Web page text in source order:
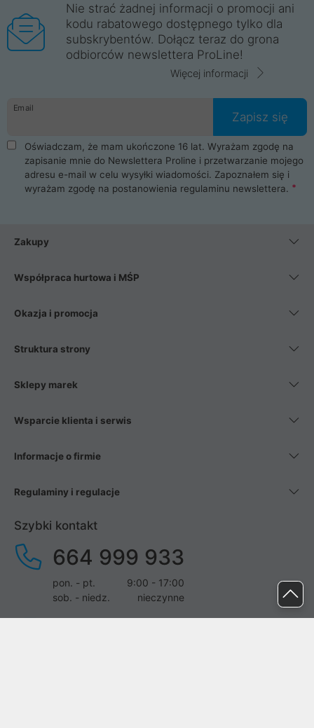
Nie strać żadnej informacji o promocji ani
kodu rabatowego dostępnego tylko dla
subskrybentów. Dołącz teraz do grona
odbiorców newslettera ProLine!
Więcej informacji
Email
Zapisz się
Oświadczam, że mam ukończone 16 lat. Wyrażam zgodę na
zapisanie mnie do Newslettera Proline i przetwarzanie mojego
adresu e-mail w celu wysyłki wiadomości. Zapoznałem się i
wyrażam zgodę na postanowienia regulaminu newslettera.
Zakupy
Współpraca hurtowa i MŚP
Okazja i promocja
Struktura strony
Sklepy marek
Wsparcie klienta i serwis
Informacje o firmie
Regulaminy i regulacje
Szybki kontakt
664 999 933
pon. - pt.
9:00 - 17:00
sob. - niedz.
nieczynne